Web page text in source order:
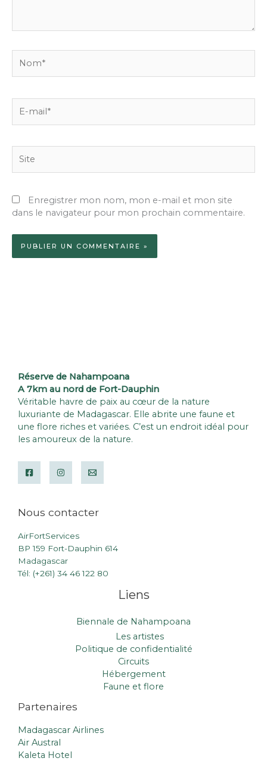
mail*
Enregistrer mon nom, mon e-mail et mon site
dans le navigateur pour mon prochain commentaire.
Réserve de Nahampoana
A 7km au nord de Fort-Dauphin
Véritable havre de paix au cœur de la nature
luxuriante de Madagascar. Elle abrite une faune et
une flore riches et variées. C’est un endroit idéal pour
les amoureux de la nature.
Nous contacter
AirFortServices
BP 159 Fort-Dauphin 614
Madagascar
Tél: (+261) 34 46 122 80
Liens
Biennale de Nahampoana
Les artistes
Politique de confidentialité
Circuits
Hébergement
Faune et flore
Partenaires
Madagascar Airlines
Air Austral
Kaleta Hotel